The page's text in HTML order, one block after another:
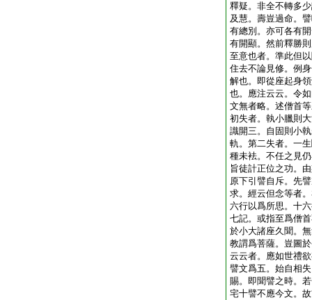
釋疑。非全不轉多
及慧。壽豈過命。
有總別。亦可各有
有開顯。然前釋勝
至意也者。準此但
住去不論見修。例
解也。即從座起身
也。應注云云。令
文無者略。述僧首
初失者。執小臘則
識開三。自固則小
軌。第二失者。一
種未袪。不任之見
旨徒計正位之功。
原下引譬自斥。先
求。經云但念等者
六行以爲所思。十
七記。或指至爲僧
於小大諸座久聞。
教謂爲菩薩。豈圖
云云者。應如世禮
譬文爲五。始自相
賜。即聞譬之時。
宅十譬不應今文。